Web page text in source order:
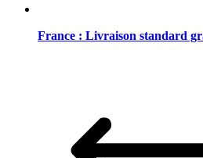
France : Livraison standard